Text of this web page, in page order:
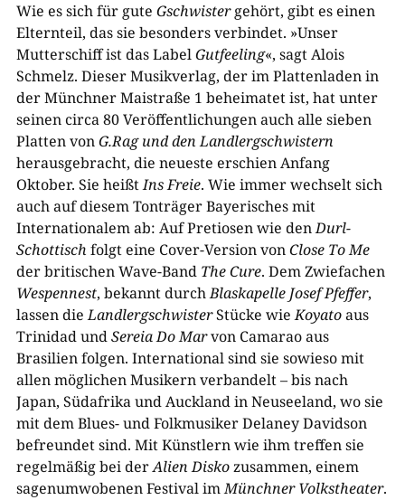
Wie es sich für gute Gschwistergehört, gibt es einen
Elternteil, das sie besonders verbindet. »Unser
Mutterschiff ist das LabelGutfeeling«, sagt Alois
Schmelz. Dieser Musikverlag, der im Plattenladen in
der Münchner Maistraße 1 beheimatet ist, hat unter
seinen circa 80 Veröffentlichungen auch alle sieben
Platten vonG.Rag und den Landlergschwistern
herausgebracht, die neueste erschien Anfang
Oktober. Sie heißtIns Freie. Wie immer wechselt sich
auch auf diesem Tonträger Bayerisches mit
Internationalem ab: Auf Pretiosen wie denDurl-
Schottisch folgt eine Cover-Version vonClose To Me
der britischen Wave-Band The Cure. Dem Zwiefachen
Wespennest, bekannt durchBlaskapelle Josef Pfeffer,
lassen dieLandlergschwisterStücke wieKoyatoaus
Trinidad undSereia Do Marvon Camarao aus
Brasilien folgen. International sind sie sowieso mit
allen möglichen Musikern verbandelt – bis nach
Japan, Südafrika und Auckland in Neuseeland, wo sie
mit dem Blues- und Folkmusiker Delaney Davidson
befreundet sind. Mit Künstlern wie ihm treffen sie
regelmäßig bei derAlien Diskozusammen, einem
sagenumwobenen Festival imMünchner Volkstheater.